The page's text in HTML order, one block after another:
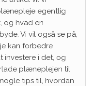
egentlig
og hvad en
Vi vil også se på,
kan forbedre
investere i det, og
plæneplejen til
tips til, hvordan